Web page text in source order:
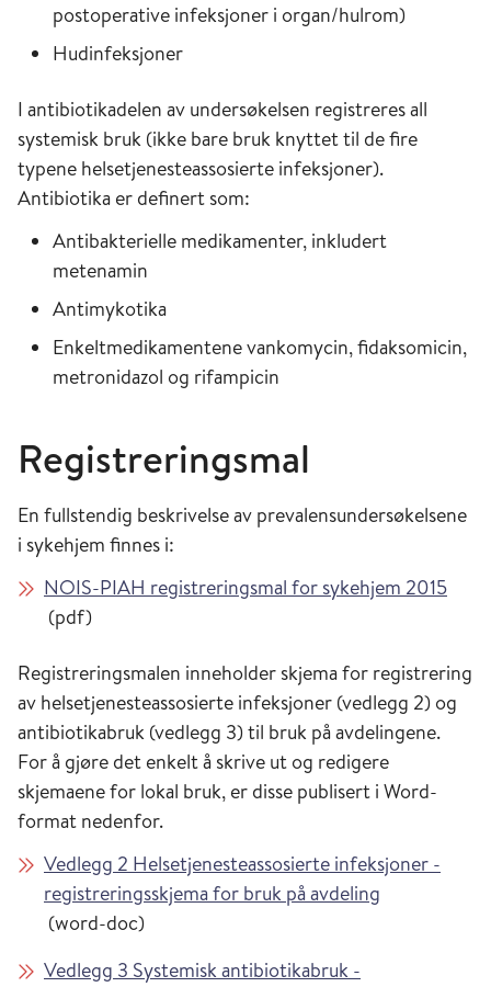
postoperative infeksjoner i organ/hulrom)
Hudinfeksjoner
I antibiotikadelen av undersøkelsen registreres all
systemisk bruk (ikke bare bruk knyttet til de fire
typene helsetjenesteassosierte infeksjoner).
Antibiotika er definert som:
Antibakterielle medikamenter, inkludert
metenamin
Antimykotika
Enkeltmedikamentene vankomycin, fidaksomicin,
metronidazol og rifampicin
Registreringsmal
En fullstendig beskrivelse av prevalensundersøkelsene
i sykehjem finnes i:
NOIS-PIAH registreringsmal for sykehjem 2015
(pdf)
Registreringsmalen inneholder skjema for registrering
av helsetjenesteassosierte infeksjoner (vedlegg 2) og
antibiotikabruk (vedlegg 3) til bruk på avdelingene.
For å gjøre det enkelt å skrive ut og redigere
skjemaene for lokal bruk, er disse publisert i Word-
format nedenfor.
Vedlegg 2 Helsetjenesteassosierte infeksjoner -
registreringsskjema for bruk på avdeling
(word-doc)
Vedlegg 3 Systemisk antibiotikabruk -